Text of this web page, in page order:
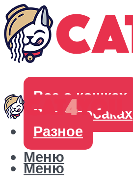
Все о кошках
Все о собаках
Разное
Меню
Меню